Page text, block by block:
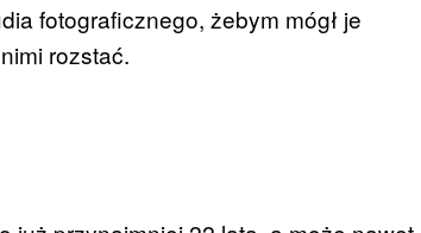
fotograficznego, żebym mógł je
rozstać.